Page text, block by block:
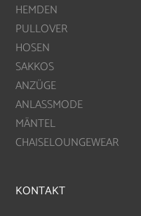
HEMDEN
PULLOVER
HOSEN
SAKKOS
ANZÜGE
ANLASSMODE
MÄNTEL
CHAISELOUNGEWEAR
KONTAKT